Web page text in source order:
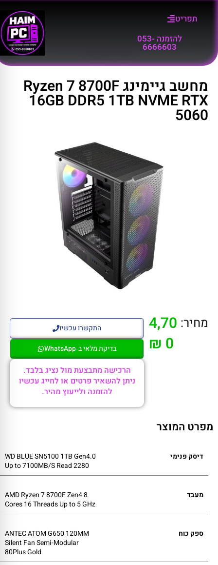
תפריט
להזמנה 053-
6666603
קטלוג מוצרים»
מחשב גיימינג Ryzen 7 8700F 16GB DDR5 1TB
מחשב גיימינג Ryzen 7 8700F
16GB DDR5 1TB NVME RTX
5060
מחיר:4,70
0 ₪
התקשרו עכשיו
בדיקת מלאי ב‑WhatsApp
הרכישה מתבצעת מול נציג בלבד.
ניתן להשאיר פרטים או לחייג עכשיו
להזמנה ולייעוץ מהיר.
מפרט המוצר
דיסק פנימי
WD BLUE SN5100 1TB Gen4.0
Up to 7100MB/S Read 2280
מעבד
AMD Ryzen 7 8700F Zen4 8
Cores 16 Threads Up to 5 GHz
ספק כוח
ANTEC ATOM G650 120MM
Silent Fan Semi-Modular
80Plus Gold